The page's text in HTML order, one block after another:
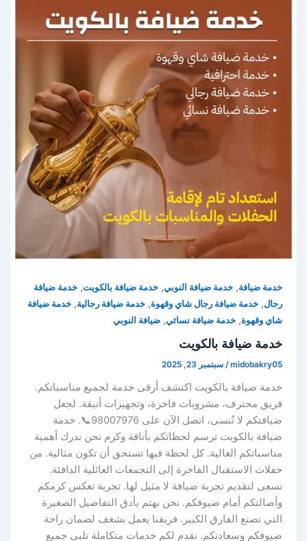
خدمة ضيافة, خدمة ضيافة النوبي, خدمة ضيافة بالكويت, خدمة ضيافة
رجال , خدمة ضيافة رجال شاي وقهوة, خدمة ضيافة رجالية, خدمة ضيافة
شاي وقهوة, خدمة ضيافة نسائي, ضيافة النوبي
خدمة ضيافة بالكويت
midobakry05
/سبتمبر 23, 2025
خدمة ضيافة بالكويت اكتشف أرقى خدمة لجميع مناسباتكم.
فريق محترف، مشروبات فاخرة، وتجهيزات أنيقة. لجعل
ضيافتكم لا تُنسى، اتصل الآن على 98007976📞. خدمة
ضيافة بالكويت ترسم لحظاتكم بأناقة وكرم نحن ندرك أهمية
مناسباتكم الغالية. كل لحظة فيها تستحق أن تكون مثالية. من
حفلات الاستقبال الفاخرة إلى التجمعات العائلية الدافئة.
نسعى لتقديم تجربة ضيافة لا مثيل لها. تجربة تعكس كرمكم
وأصالتكم أمام ضيوفكم. نحن نهتم بأدق التفاصيل الصغيرة
التي تصنع الفارق الكبير. فريقنا يعمل بشغف لضمان راحة
ضيوفكم وسعادتكم. نقدم لكم خدمات متكاملة تلبي جميع